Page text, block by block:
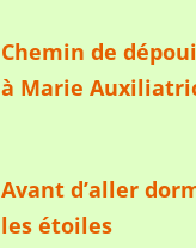
Chemin de
à Marie
Avant d’aller
les étoiles